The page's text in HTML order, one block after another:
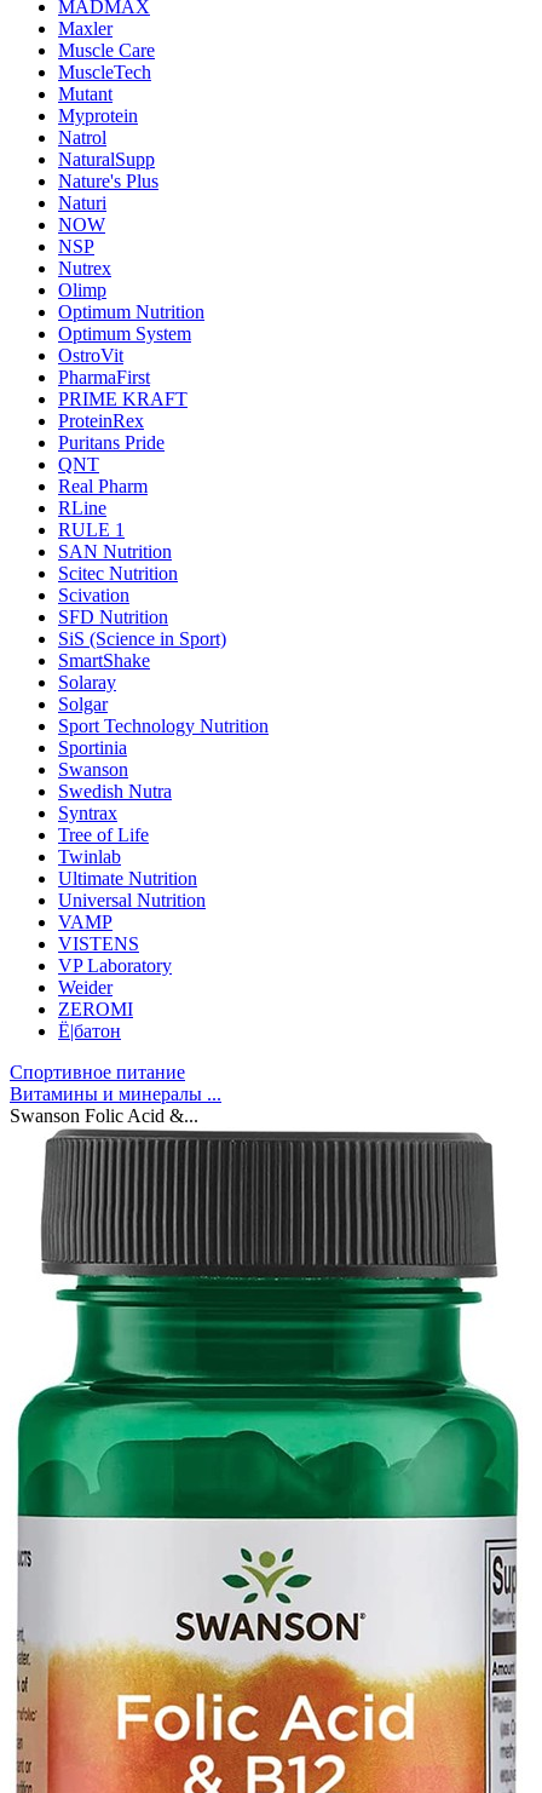
MADMAX
Maxler
Muscle Care
MuscleTech
Mutant
Myprotein
Natrol
NaturalSupp
Nature's Plus
Naturi
NOW
NSP
Nutrex
Olimp
Optimum Nutrition
Optimum System
OstroVit
PharmaFirst
PRIME KRAFT
ProteinRex
Puritans Pride
QNT
Real Pharm
RLine
RULE 1
SAN Nutrition
Scitec Nutrition
Scivation
SFD Nutrition
SiS (Science in Sport)
SmartShake
Solaray
Solgar
Sport Technology Nutrition
Sportinia
Swanson
Swedish Nutra
Syntrax
Tree of Life
Twinlab
Ultimate Nutrition
Universal Nutrition
VAMP
VISTENS
VP Laboratory
Weider
ZEROMI
Ё|батон
Спортивное питание
Витамины и минералы ...
Swanson Folic Acid &...